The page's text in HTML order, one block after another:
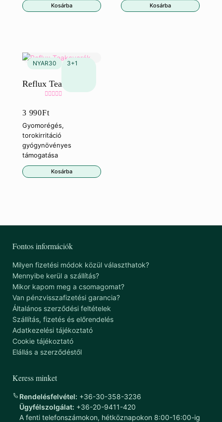
Kosárba Kosárba
Reflux Teakeverék
5.00
3 990Ft
Gyomorégés,
torokirritáció
gyógynövényes
támogatása
Kosárba
Fontos információk
Milyen fizetési módok közül választhatok?
Mennyibe kerül a szállítás?
Mikor kapom meg a csomagomat?
Van pénzvisszafizetési garancia?
Általános szerződési feltételek
Szállítás, fizetés és előrendelés
Adatkezelési tájékoztató
Cookie tájékoztató
Elállás a szerződéstől
Keress minket
Rendelésfelvétel: +36-30-358-3236
Ügyfélszolgálat: +36-20-9411-420
A fenti telefonszámokon, hétköznapokon 8:00-16:00-ig